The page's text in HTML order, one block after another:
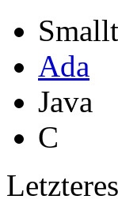
Ada
Java
C